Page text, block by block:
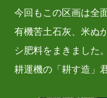
今回もこの区画は全
有機苦土石灰、米ぬ
シ肥料をまきました。
耕運機の「耕す造」